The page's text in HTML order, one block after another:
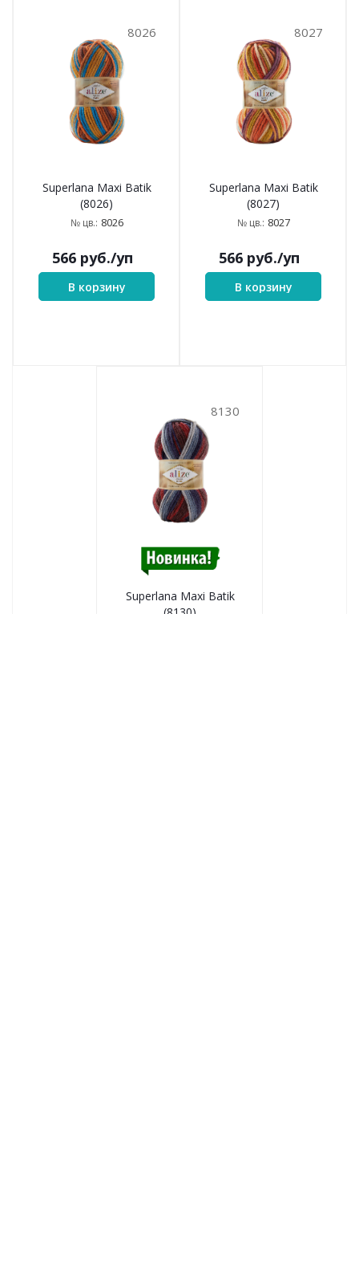
8026
Superlana Maxi Batik
(8026)
№ цв.: 8026
566 руб./уп
В корзину
8027
Superlana Maxi Batik
(8027)
№ цв.: 8027
566 руб./уп
В корзину
8130
Superlana Maxi Batik
(8130)